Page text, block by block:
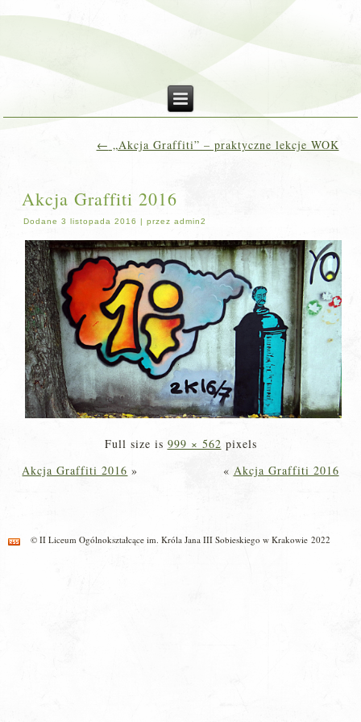
← „Akcja Graffiti” – praktyczne lekcje WOK
Akcja Graffiti 2016
Dodane 3 listopada 2016 |przez admin2
Full size is 999 × 562 pixels
Akcja Graffiti 2016 » « Akcja Graffiti 2016
© II Liceum Ogólnokształcące im. Króla Jana III Sobieskiego w Krakowie 2022